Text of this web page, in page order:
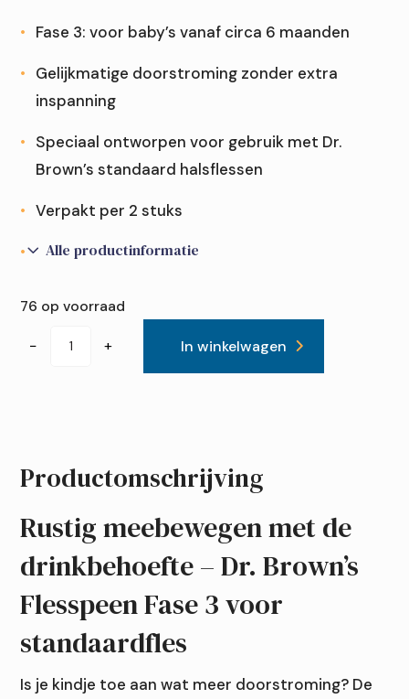
Fase 3: voor baby’s vanaf circa 6 maanden
Gelijkmatige doorstroming zonder extra
inspanning
Speciaal ontworpen voor gebruik met Dr.
Brown’s standaard halsflessen
Verpakt per 2 stuks
3 Alle productinformatie
76 op voorraad
−
standaardfles
aantal
+ In winkelwagen
Productomschrijving
Rustig meebewegen met de
drinkbehoefte – Dr. Brown’s
Flesspeen Fase 3 voor
standaardfles
Is je kindje toe aan wat meer doorstroming? De